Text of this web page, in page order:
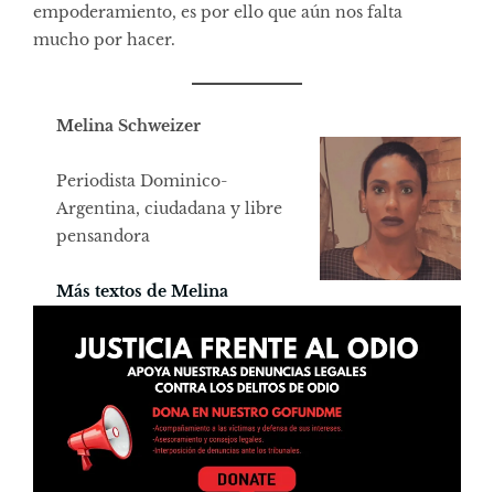
empoderamiento, es por ello que aún nos falta
mucho por hacer.
Melina Schweizer
Periodista Dominico-
Argentina, ciudadana y libre
pensandora
Más textos de Melina